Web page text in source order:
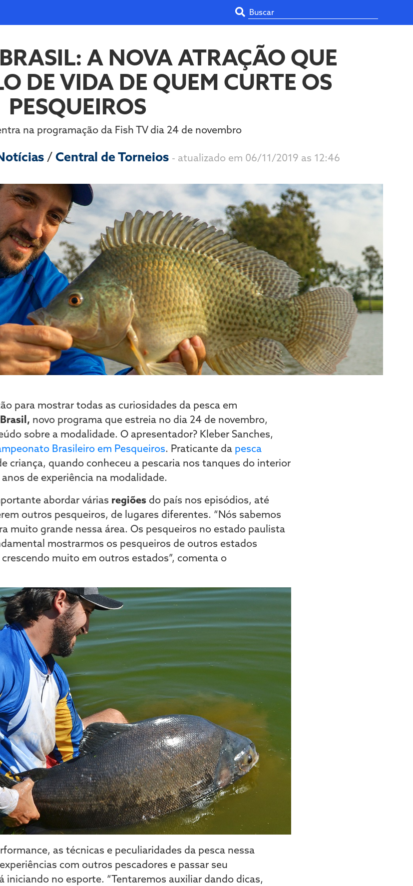
A NOVA ATRAÇÃO QUE
DE VIDA DE QUEM CURTE OS
PESQUEIROS
na programação da Fish TV dia 24 de novembro
/Central de Torneios - atualizado em 06/11/2019 as 12:46
para mostrar todas as curiosidades da pesca em
novo programa que estreia no dia 24 de novembro,
sobre a modalidade. O apresentador? Kleber Sanches,
Brasileiro em Pesqueiros. Praticante da pesca
criança, quando conheceu a pescaria nos tanques do interior
de experiência na modalidade.
abordar várias regiõesdo país nos episódios, até
outros pesqueiros, de lugares diferentes. “Nós sabemos
muito grande nessa área. Os pesqueiros no estado paulista
mostrarmos os pesqueiros de outros estados
muito em outros estados”, comenta o
as técnicas e peculiaridades da pesca nessa
com outros pescadores e passar seu
iniciando no esporte. “Tentaremos auxiliar dando dicas,